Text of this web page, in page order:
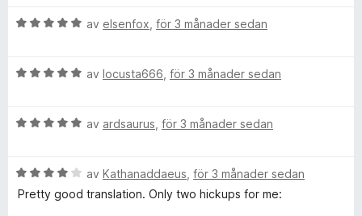
t
v
B
y
a
5
a
av elsenfox för 3 månader sedan
B
y
a
t
av locusta666 för 3 månader sedan
B
y
g
av ardsaurus för 3 månader sedan
B
e
av Kathanaddaeus för 3 månader sedan
Pretty good translation. Only two hickups for me: